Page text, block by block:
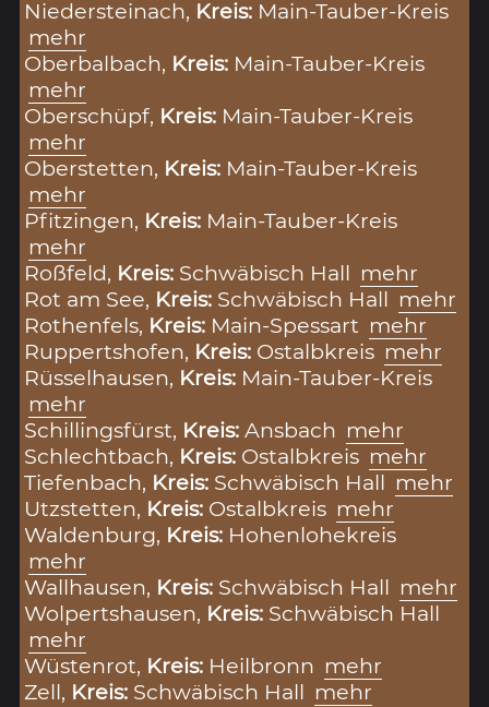
Niedersteinach, Kreis: Main-Tauber-Kreis
mehr
Oberbalbach, Kreis: Main-Tauber-Kreis
mehr
Oberschüpf, Kreis: Main-Tauber-Kreis
mehr
Oberstetten, Kreis: Main-Tauber-Kreis
mehr
Pfitzingen, Kreis: Main-Tauber-Kreis
mehr
Roßfeld, Kreis: Schwäbisch Hall mehr
Rot am See, Kreis: Schwäbisch Hall mehr
Rothenfels, Kreis: Main-Spessart mehr
Ruppertshofen, Kreis: Ostalbkreis mehr
Rüsselhausen, Kreis: Main-Tauber-Kreis
mehr
Schillingsfürst, Kreis:Ansbach mehr
Schlechtbach, Kreis: Ostalbkreis mehr
Tiefenbach, Kreis: Schwäbisch Hall mehr
Utzstetten, Kreis: Ostalbkreis mehr
Waldenburg, Kreis: Hohenlohekreis
mehr
Wallhausen, Kreis: Schwäbisch Hall mehr
Wolpertshausen, Kreis: Schwäbisch Hall
mehr
Wüstenrot, Kreis: Heilbronn mehr
Zell, Kreis: Schwäbisch Hall mehr